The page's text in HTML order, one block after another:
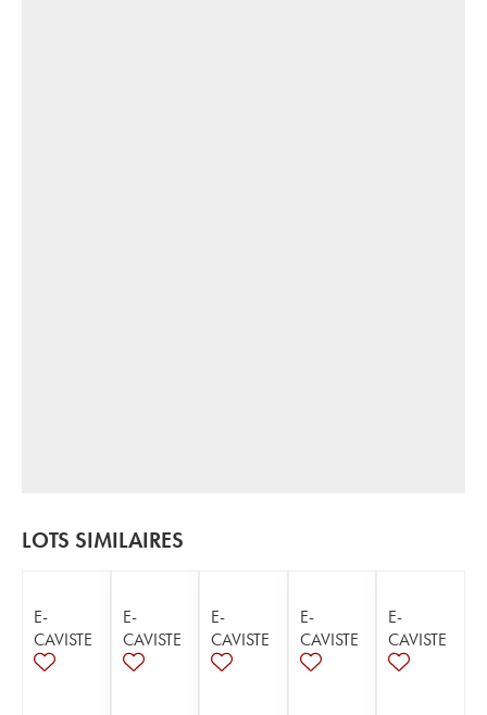
LOTS SIMILAIRES
E-
CAVISTE
E-
CAVISTE
E-
CAVISTE
E-
CAVISTE
E-
CAVISTE